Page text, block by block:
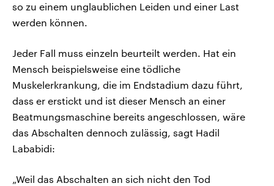
so zu einem unglaublichen Leiden und einer Last
werden können.
Jeder Fall muss einzeln beurteilt werden. Hat ein
Mensch beispielsweise eine tödliche
Muskelerkrankung, die im Endstadium dazu führt,
dass er erstickt und ist dieser Mensch an einer
Beatmungsmaschine bereits angeschlossen, wäre
das Abschalten dennoch zulässig, sagt Hadil
Lababidi:
„Weil das Abschalten an sich nicht den Tod